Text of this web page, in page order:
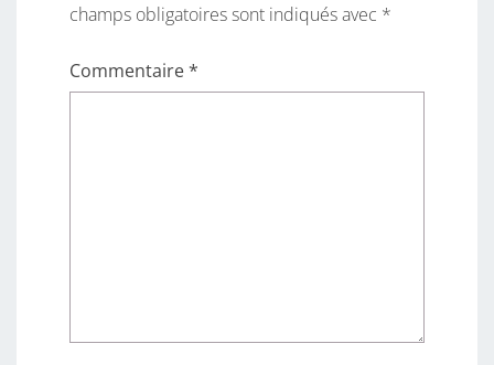
champs obligatoires sont indiqués avec *
Commentaire*